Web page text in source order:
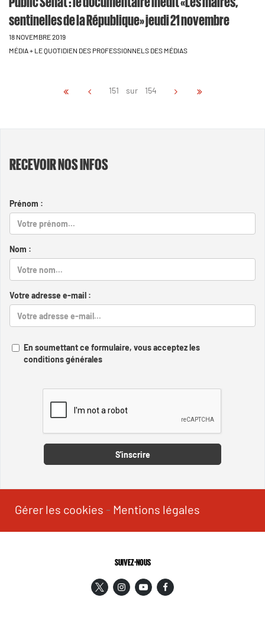
sentinelles de la République» jeudi 21 novembre
18 NOVEMBRE 2019
MÉDIA + LE QUOTIDIEN DES PROFESSIONNELS DES MÉDIAS
151 sur 154
RECEVOIR NOS INFOS
Prénom :
Nom :
Votre adresse e-mail :
En soumettant ce formulaire, vous acceptez les
conditions générales
S'inscrire
Gérer les cookies - Mentions légales
SUIVEZ-NOUS